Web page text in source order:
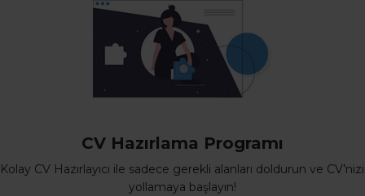
CV Hazırlama Programı
Kolay CV Hazırlayıcı ile sadece gerekli alanları doldurun ve CV’nizi
yollamaya başlayın!